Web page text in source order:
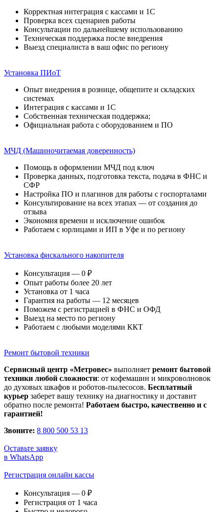
Корректная интеграция с кассами и 1С
Проверка всех сценариев работы
Консультации по дальнейшему использованию
Техническая поддержка после внедрения
Выезд специалиста в ваш офис по региону
Установка ПИоТ
Опыт внедрения в рознице, общепите и складских
системах
Интеграция с кассами и 1С
Собственная техническая поддержка;
Официальная работа с оборудованием и ПО
МЧД (Машиночитаемая доверенность)
Помощь в оформлении МЧД под ключ
Проверка данных, подготовка текста, подача в ФНС и
СФР
Настройка ПО и плагинов для работы с госпорталами
Консультирование на всех этапах — от создания до
отзыва
Экономия времени и исключение ошибок
Работаем с юрлицами и ИП в Уфе и по региону
Установка фискального накопителя
Консультация — 0 ₽
Опыт работы более 20 лет
Установка от 1 часа
Гарантия на работы — 12 месяцев
Поможем с регистрацией в ФНС и ОФД
Выезд на место по региону
Работаем с любыми моделями ККТ
Ремонт бытовой техники
Сервисный центр «Метровес» выполняет ремонт бытовой
техники любой сложности: от кофемашин и микроволновок
до духовых шкафов и роботов-пылесосов. Бесплатный
курьер заберет вашу технику на диагностику и доставит
обратно после ремонта! Работаем быстро, качественно и с
гарантией!
Звоните: 8 800 500 53 13
Оставьте заявку
в WhatsApp
Регистрация онлайн кассы
Консультация — 0 ₽
Регистрация от 1 часа